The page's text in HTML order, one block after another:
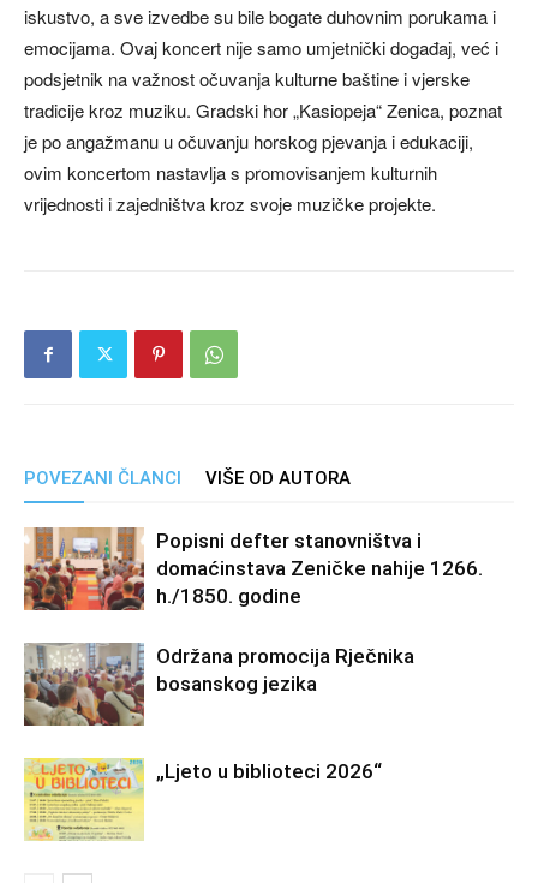
iskustvo, a sve izvedbe su bile bogate duhovnim porukama i
emocijama. Ovaj koncert nije samo umjetnički događaj, već i
podsjetnik na važnost očuvanja kulturne baštine i vjerske
tradicije kroz muziku. Gradski hor „Kasiopeja“ Zenica, poznat
je po angažmanu u očuvanju horskog pjevanja i edukaciji,
ovim koncertom nastavlja s promovisanjem kulturnih
vrijednosti i zajedništva kroz svoje muzičke projekte.
POVEZANI ČLANCI VIŠE OD AUTORA
Popisni defter stanovništva i
domaćinstava Zeničke nahije 1266.
h./1850. godine
Održana promocija Rječnika
bosanskog jezika
„Ljeto u biblioteci 2026“